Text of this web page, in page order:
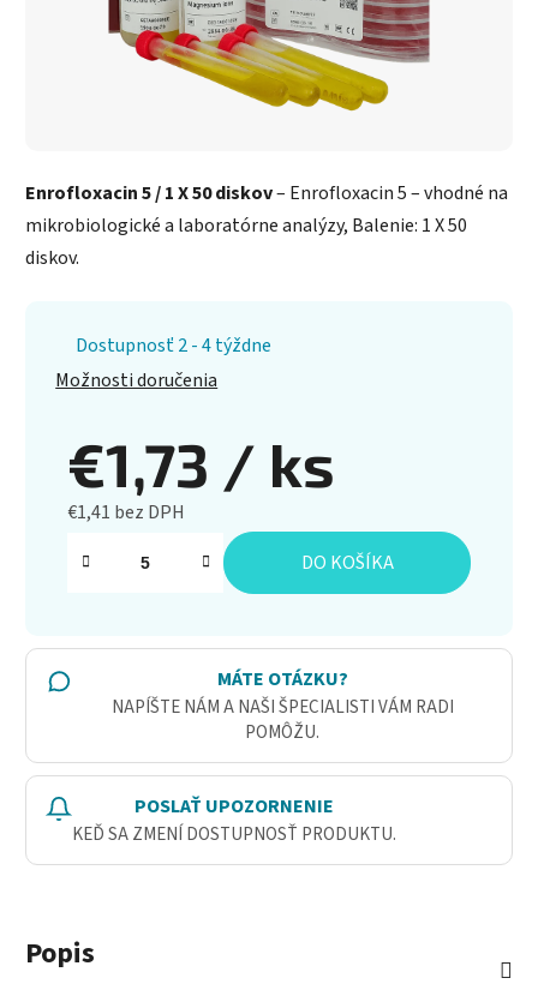
Enrofloxacin 5 / 1 X 50 diskov– Enrofloxacin 5 – vhodné na
mikrobiologické a laboratórne analýzy, Balenie: 1 X 50
diskov.
Dostupnosť 2 - 4 týždne
Možnosti doručenia
€1,73 / ks
€1,41 bez DPH
Jednotková cena:
DO KOŠÍKA
MÁTE OTÁZKU?
NAPÍŠTE NÁM A NAŠI ŠPECIALISTI VÁM RADI
POMÔŽU.
POSLAŤ UPOZORNENIE
KEĎ SA ZMENÍ DOSTUPNOSŤ PRODUKTU.
Popis